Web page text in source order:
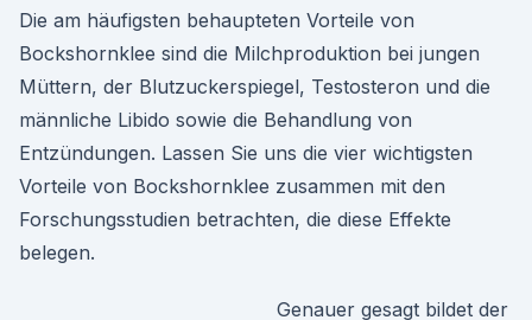
Die am häufigsten behaupteten Vorteile von
Bockshornklee sind die Milchproduktion bei jungen
Müttern, der Blutzuckerspiegel, Testosteron und die
männliche Libido sowie die Behandlung von
Entzündungen. Lassen Sie uns die vier wichtigsten
Vorteile von Bockshornklee zusammen mit den
Forschungsstudien betrachten, die diese Effekte
belegen.
Genauer gesagt bildet der